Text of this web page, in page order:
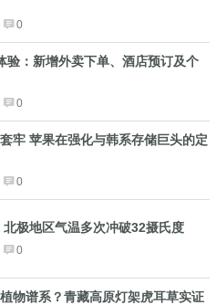
0
：新增外卖下单、酒店预订及个
0
牢 苹果在强化与韩系存储巨头的定
0
极地区气温多次冲破32摄氏度
0
物谱系？青藏高原灯架虎耳草实证